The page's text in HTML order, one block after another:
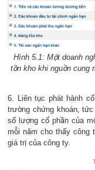
Hình 5.1: Một doanh
tồn kho khi nguồn cung
6. Liên tục phát hành
trường chứng khoán,
số lượng cổ phần của
mỗi năm cho thấy công
giá trị của công ty.